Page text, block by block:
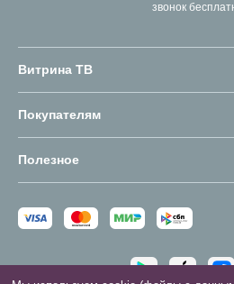
звонок
Витрина ТВ
Покупателям
Полезное